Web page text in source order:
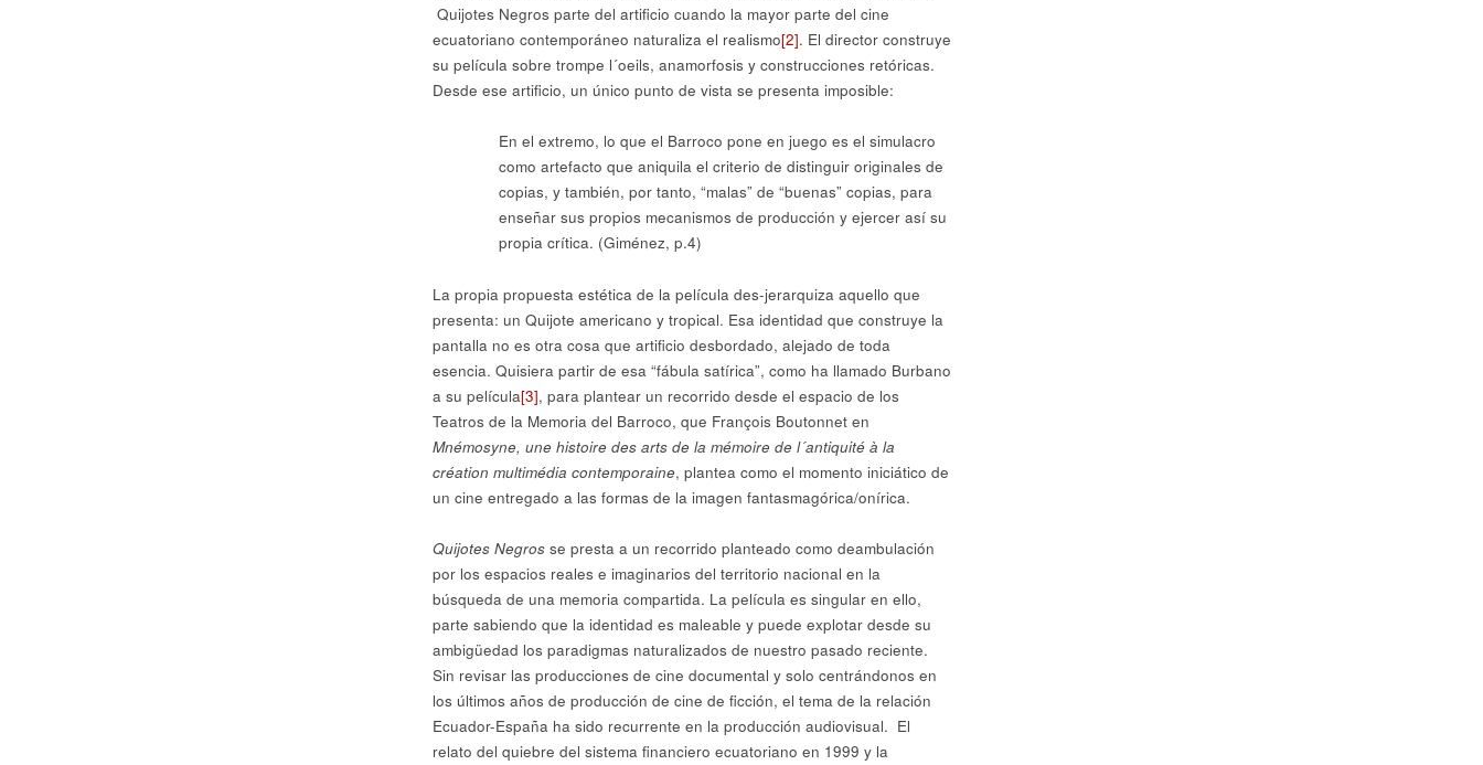
Quijotes Negros parte del artificio cuando la mayor parte del cine
ecuatoriano contemporáneo naturaliza el realismo[2]. El director construye
su película sobre trompe l´oeils, anamorfosis y construcciones retóricas.
Desde ese artificio, un único punto de vista se presenta imposible:
En el extremo, lo que el Barroco pone en juego es el simulacro
como artefacto que aniquila el criterio de distinguir originales de
copias, y también, por tanto, “malas” de “buenas” copias, para
enseñar sus propios mecanismos de producción y ejercer así su
propia crítica. (Giménez, p.4)
La propia propuesta estética de la película des-jerarquiza aquello que
presenta: un Quijote americano y tropical. Esa identidad que construye la
pantalla no es otra cosa que artificio desbordado, alejado de toda
esencia. Quisiera partir de esa “fábula satírica”, como ha llamado Burbano
a su película[3], para plantear un recorrido desde el espacio de los
Teatros de la Memoria del Barroco, que François Boutonnet en
Mnémosyne, une histoire des arts de la mémoire de l´antiquité à la
création multimédia contemporaine, plantea como el momento iniciático de
un cine entregado a las formas de la imagen fantasmagórica/onírica.
Quijotes Negros se presta a un recorrido planteado como deambulación
por los espacios reales e imaginarios del territorio nacional en la
búsqueda de una memoria compartida. La película es singular en ello,
parte sabiendo que la identidad es maleable y puede explotar desde su
ambigüedad los paradigmas naturalizados de nuestro pasado reciente.
Sin revisar las producciones de cine documental y solo centrándonos en
los últimos años de producción de cine de ficción, el tema de la relación
Ecuador-España ha sido recurrente en la producción audiovisual. El
relato del quiebre del sistema financiero ecuatoriano en 1999 y la